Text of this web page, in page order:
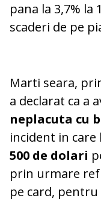
pana la 3,7% la
scaderi de pe
Marti seara,
a declarat ca a
neplacuta cu
incident in care
500 de dolari
prin urmare
pe card, pentru